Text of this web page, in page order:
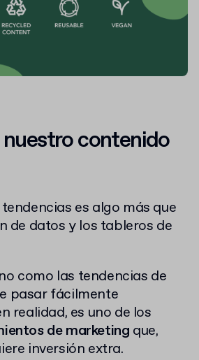
contenido
es algo más que
de datos y los tableros de
como las tendencias de
pasar fácilmente
realidad, es uno de los
de marketing que,
inversión extra.